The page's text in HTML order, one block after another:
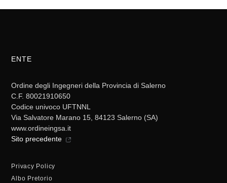
ENTE
Ordine degli Ingegneri della Provincia di Salerno
C.F. 80021910650
Codice univoco UFTNNL
Via Salvatore Marano 15, 84123 Salerno (SA)
www.ordineingsa.it
Sito precedente
Privacy Policy
Albo Pretorio